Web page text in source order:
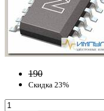
190
Скидка 23%